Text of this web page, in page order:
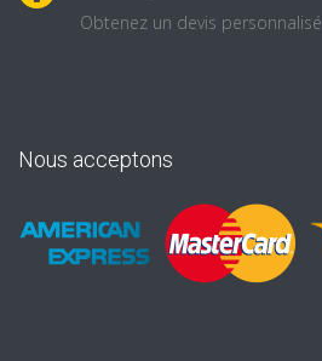
Obtenez un devis personnalisé
Nous acceptons